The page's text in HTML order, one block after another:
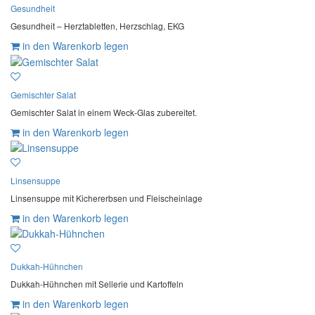
Gesundheit
Gesundheit – Herztabletten, Herzschlag, EKG
in den Warenkorb legen
Gemischter Salat
Gemischter Salat in einem Weck-Glas zubereitet.
in den Warenkorb legen
Linsensuppe
Linsensuppe mit Kichererbsen und Fleischeinlage
in den Warenkorb legen
Dukkah-Hühnchen
Dukkah-Hühnchen mit Sellerie und Kartoffeln
in den Warenkorb legen